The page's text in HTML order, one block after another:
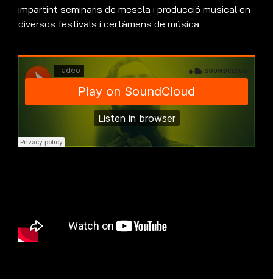
impartint seminaris de mescla i producció musical en
diversos festivals i certàmens de música.